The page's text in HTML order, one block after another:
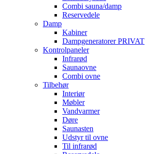
Combi sauna/damp
Reservedele
Damp
Kabiner
Dampgeneratorer PRIVAT
Kontrolpaneler
Infrarød
Saunaovne
Combi ovne
Tilbehør
Interiør
Møbler
Vandvarmer
Døre
Saunasten
Udstyr til ovne
Til infrarød